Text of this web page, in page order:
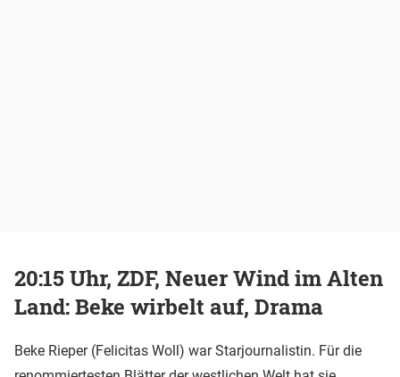
20:15 Uhr, ZDF, Neuer Wind im Alten
Land: Beke wirbelt auf, Drama
Beke Rieper (Felicitas Woll) war Starjournalistin. Für die